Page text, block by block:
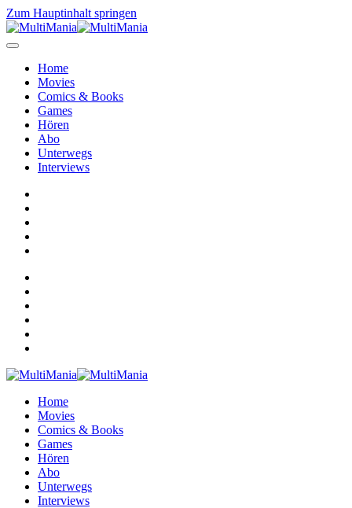
Zum Hauptinhalt springen
Home
Movies
Comics & Books
Games
Hören
Abo
Unterwegs
Interviews
Home
Movies
Comics & Books
Games
Hören
Abo
Unterwegs
Interviews